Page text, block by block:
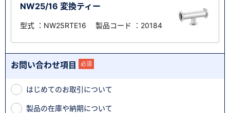
NW25/16 変換ティー
型式 ：NW25RTE16 製品コード ：20184
お問い合わせ項目 必須
はじめてのお取引について
製品の在庫や納期について